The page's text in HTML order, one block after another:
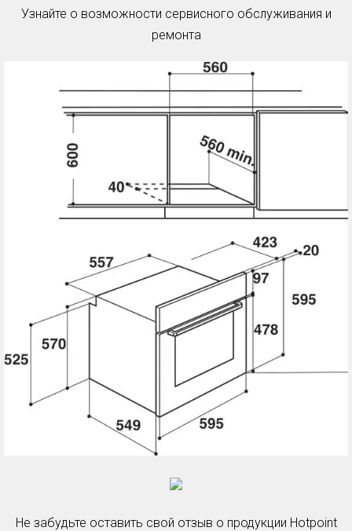
Узнайте о возможности сервисного обслуживания и
ремонта
Не забудьте оставить свой отзыв о продукции Hotpoint